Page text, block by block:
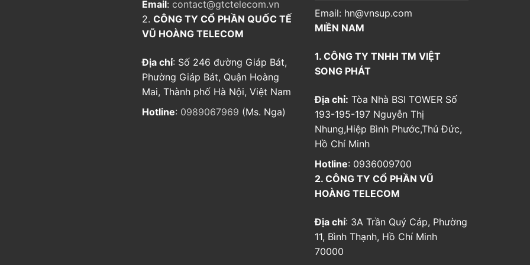
Email: contact@gtctelecom.vn
2. CÔNG TY CỔ PHẦN QUỐC TẾ
VŨ HOÀNG TELECOM
Địa chỉ: Số 246 đường Giáp Bát,
Phường Giáp Bát, Quận Hoàng
Mai, Thành phố Hà Nội, Việt Nam
Hotline: 0989067969 (Ms. Nga)
Email: hn@vnsup.com
MIỀN NAM
1. CÔNG TY TNHH TM VIỆT
SONG PHÁT
Địa chỉ: Tòa Nhà BSI TOWER Số
193-195-197 Nguyễn Thị
Nhung,Hiệp Bình Phước,Thủ Đức,
Hồ Chí Minh
Hotline: 0936009700
2. CÔNG TY CỔ PHẦN VŨ
HOÀNG TELECOM
Địa chỉ: 3A Trần Quý Cáp, Phường
11, Bình Thạnh, Hồ Chí Minh
70000